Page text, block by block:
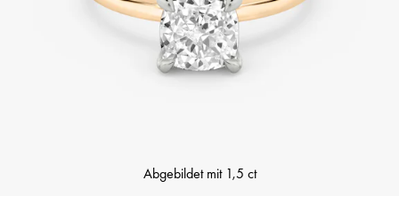
Abgebildet mit 1,5 ct